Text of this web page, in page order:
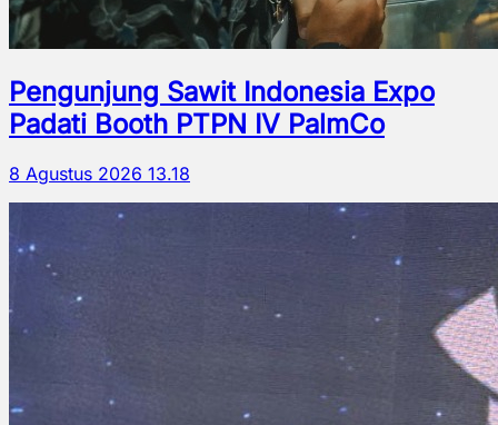
Pengunjung Sawit Indonesia Expo
Padati Booth PTPN IV PalmCo
8 Agustus 2026 13.18